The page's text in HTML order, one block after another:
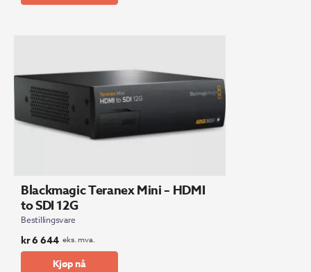
Blackmagic Teranex Mini – HDMI
to SDI 12G
Bestillingsvare
kr6 644 eks. mva.
Kjøp nå